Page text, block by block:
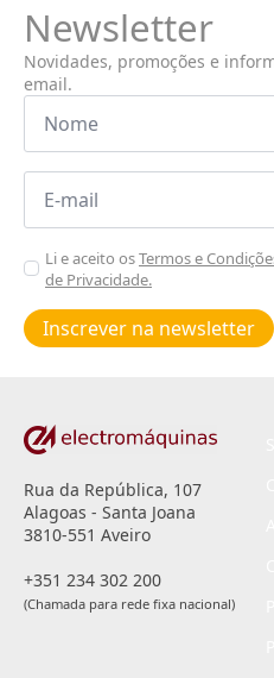
Newsletter
Novidades, promoções e
email.
Nome
Email
Aceitar
Poiticas
de
privacidade
Li e aceito osTermos e
de Privacidade.
Inscrever na newsletter
Rua da República, 107
Alagoas - Santa Joana
3810-551 Aveiro
+351 234 302 200
(Chamada para rede fixa nacional)